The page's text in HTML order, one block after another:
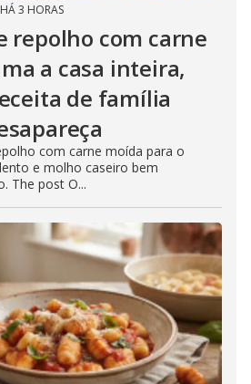
HÁ 3 HORAS
repolho com carne
a casa inteira,
de família
com carne moída para o
e molho caseiro bem
The post O...